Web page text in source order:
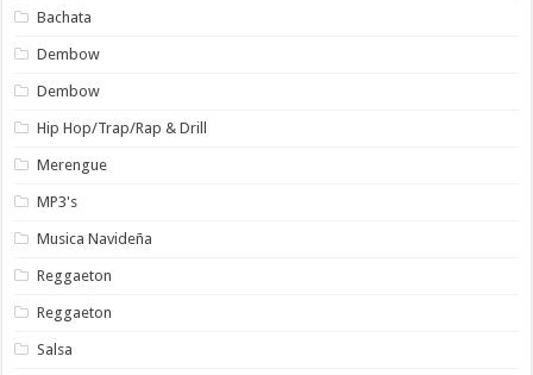
Bachata
Dembow
Dembow
Hip Hop/Trap/Rap & Drill
Merengue
MP3's
Musica Navideña
Reggaeton
Reggaeton
Salsa